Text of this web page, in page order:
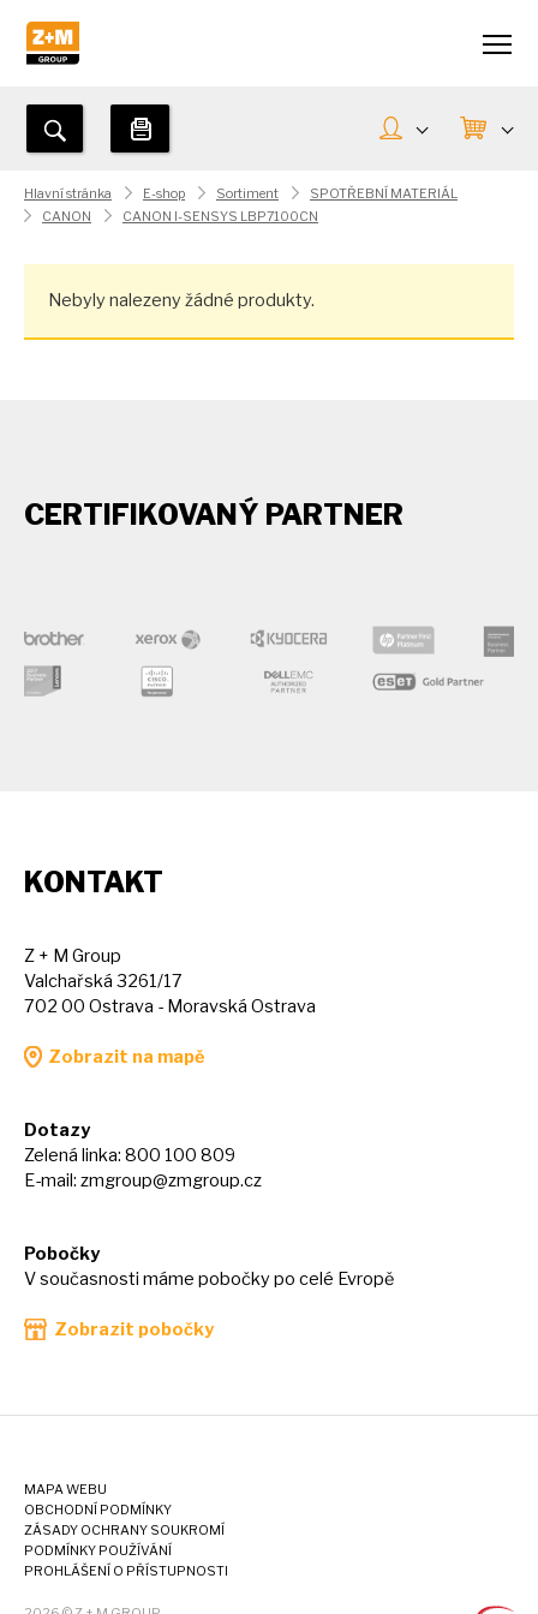
Hlavní stránka E-shop Sortiment
SPOTŘEBNÍ MATERIÁL
CANON
CANON I-SENSYS LBP7100CN
Nebyly nalezeny žádné produkty.
CERTIFIKOVANÝ PARTNER
KONTAKT
Z + M Group
Valchařská 3261/17
702 00 Ostrava - Moravská Ostrava
Zobrazit na mapě
Dotazy
Zelená linka: 800 100 809
E-mail: zmgroup@zmgroup.cz
Pobočky
V současnosti máme pobočky po celé Evropě
Zobrazit pobočky
MAPA WEBU
OBCHODNÍ PODMÍNKY
ZÁSADY OCHRANY SOUKROMÍ
PODMÍNKY POUŽÍVÁNÍ
PROHLÁŠENÍ O PŘÍSTUPNOSTI